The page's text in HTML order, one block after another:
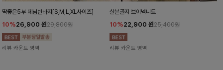
딱좋은5부 데님반바지[S,M,L,XL사이즈]
10%26,900 원29,800원
리뷰 카운트 영역
샬븐골지 브이넥니트
10%22,900 원25,400원
리뷰 카운트 영역